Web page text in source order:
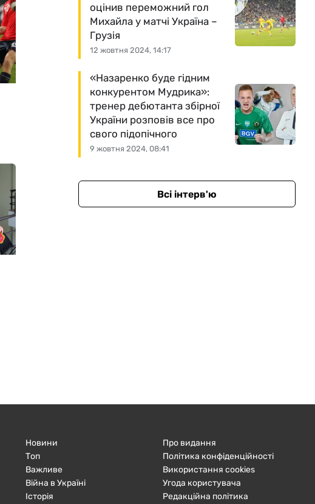
12 жовтня 2024, 14:17
оцінив переможний гол
Михайла у матчі Україна –
Грузія
9 жовтня 2024, 08:41
«Назаренко буде гідним
конкурентом Мудрика»:
тренер дебютанта збірної
України розповів все про
свого підопічного
Всі інтерв'ю
Новини
Топ
Важливе
Війна в Україні
Історія
Про видання
Політика конфіденційності
Використання cookies
Угода користувача
Редакційна політика